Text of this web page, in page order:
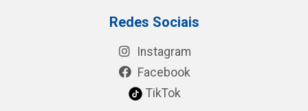
Redes Sociais
Instagram
Facebook
TikTok